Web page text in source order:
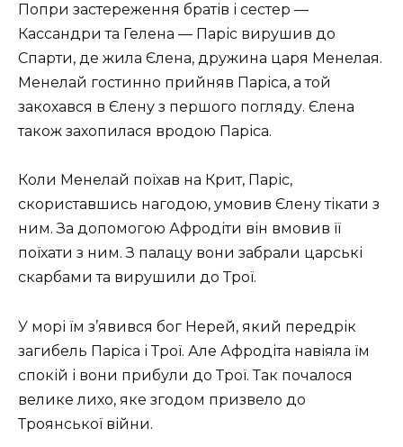
Попри застереження братів і сестер —
Кассандри та Гелена — Паріс вирушив до
Спарти, де жила Єлена, дружина царя Менелая.
Менелай гостинно прийняв Паріса, а той
закохався в Єлену з першого погляду. Єлена
також захопилася вродою Паріса.
Коли Менелай поїхав на Крит, Паріс,
скориставшись нагодою, умовив Єлену тікати з
ним. За допомогою Афродіти він вмовив її
поїхати з ним. З палацу вони забрали царські
скарбами та вирушили до Трої.
У морі їм з’явився бог Нерей, який передрік
загибель Паріса і Трої. Але Афродіта навіяла їм
спокій і вони прибули до Трої. Так почалося
велике лихо, яке згодом призвело до
Троянської війни.